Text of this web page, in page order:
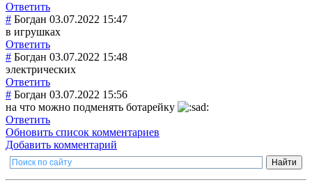
Ответить
# Богдан 03.07.2022 15:47
в игрушках
Ответить
# Богдан 03.07.2022 15:48
электрических
Ответить
# Богдан 03.07.2022 15:56
на что можно подменять ботарейку
Ответить
Обновить список комментариев
Добавить комментарий